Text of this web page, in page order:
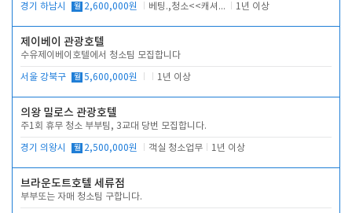
경기 하남시 월 2,600,000원 베팅.,청소<<캐셔 모셔봅니다. 1년 이상
제이베이 관광호텔
수유제이베이호텔에서 청소팀 모집합니다
서울 강북구 월 5,600,000원 1년 이상
의왕 밀로스 관광호텔
주1회 휴무 청소 부부팀, 3교대 당번 모집합니다.
경기 의왕시 월 2,500,000원 객실 청소업무 1년 이상
브라운도트호텔 세류점
부부또는 자매 청소팀 구합니다.